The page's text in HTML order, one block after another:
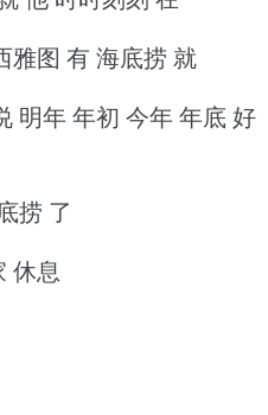
雅图 有 海底捞 就
明年 年初 今年 年底 好
捞 了
休息